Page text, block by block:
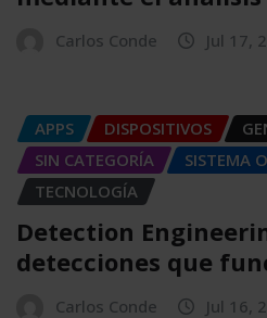
Carlos Conde Jul 17,
APPS DISPOSITIVOS
SIN CATEGORÍA
SISTEMA
TECNOLOGÍA
Detection
detecciones que
Carlos Conde Jul 16,